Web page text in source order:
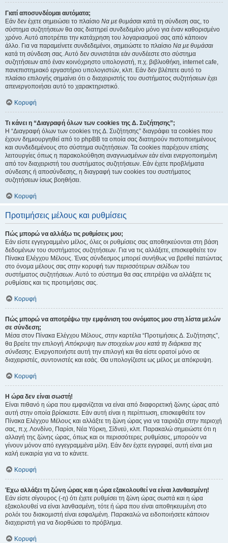
Γιατί αποσυνδέομαι αυτόματα;
Εάν δεν έχετε σημειώσει το πλαίσιο Να με θυμάσαι κατά τη σύνδεση σας, το
σύστημα συζητήσεων θα σας διατηρεί συνδεδεμένο μόνο για έναν καθορισμένο
χρόνο. Αυτό αποτρέπει την κατάχρηση του λογαριασμού σας από κάποιον
άλλο. Για να παραμείνετε συνδεδεμένοι, σημειώστε το πλαίσιο Να με θυμάσαι
κατά τη σύνδεση σας. Αυτό δεν συνιστάται εάν συνδέεστε στο σύστημα
συζητήσεων από έναν κοινόχρηστο υπολογιστή, π.χ. βιβλιοθήκη, internet cafe,
πανεπιστημιακό εργαστήριο υπολογιστών, κλπ. Εάν δεν βλέπετε αυτό το
πλαίσιο επιλογής σημαίνει ότι ο διαχειριστής του συστήματος συζητήσεων έχει
απενεργοποιήσει αυτό το χαρακτηριστικό.
Κορυφή
Τι κάνει η “Διαγραφή όλων των cookies της Δ. Συζήτησης”;
Η “Διαγραφή όλων των cookies της Δ. Συζήτησης” διαγράφει τα cookies που
έχουν δημιουργηθεί από το phpBB τα οποία σας διατηρούν πιστοποιημένους
και συνδεδεμένους στο σύστημα συζητήσεων. Τα cookies παρέχουν επίσης
λειτουργίες όπως η παρακολούθηση αναγνωσμένων εάν είναι ενεργοποιημένη
από τον διαχειριστή του συστήματος συζητήσεων. Εάν έχετε προβλήματα
σύνδεσης ή αποσύνδεσης, η διαγραφή των cookies του συστήματος
συζητήσεων ίσως βοηθήσει.
Κορυφή
Προτιμήσεις μέλους και ρυθμίσεις
Πώς μπορώ να αλλάξω τις ρυθμίσεις μου;
Εάν είστε εγγεγραμμένο μέλος, όλες οι ρυθμίσεις σας αποθηκεύονται στη βάση
δεδομένων του συστήματος συζητήσεων. Για να τις αλλάξετε, επισκεφθείτε τον
Πίνακα Ελέγχου Μέλους. Ένας σύνδεσμος μπορεί συνήθως να βρεθεί πατώντας
στο όνομα μέλους σας στην κορυφή των περισσότερων σελίδων του
συστήματος συζητήσεων. Αυτό το σύστημα θα σας επιτρέψει να αλλάξετε τις
ρυθμίσεις και τις προτιμήσεις σας.
Κορυφή
Πώς μπορώ να αποτρέψω την εμφάνιση του ονόματος μου στη λίστα μελών
σε σύνδεση;
Μέσα στον Πίνακα Ελέγχου Μέλους, στην καρτέλα “Προτιμήσεις Δ. Συζήτησης”,
θα βρείτε την επιλογήΑπόκρυψη των στοιχείων μου κατά τη διάρκεια της
σύνδεσης. Ενεργοποιήστε αυτή την επιλογή και θα είστε ορατοί μόνο σε
διαχειριστές, συντονιστές και εσάς. Θα υπολογίζεστε ως μέλος με απόκρυψη.
Κορυφή
Η ώρα δεν είναι σωστή!
Είναι πιθανό η ώρα που εμφανίζεται να είναι από διαφορετική ζώνης ώρας από
αυτή στην οποία βρίσκεστε. Εάν αυτή είναι η περίπτωση, επισκεφθείτε τον
Πίνακα Ελέγχου Μέλους και αλλάξτε τη ζώνη ώρας για να ταιριάζει στην περιοχή
σας, π.χ. Λονδίνο, Παρίσι, Νέα Υόρκη, Σίδνεϋ, κλπ. Παρακαλώ σημειώστε ότι η
αλλαγή της ζώνης ώρας, όπως και οι περισσότερες ρυθμίσεις, μπορούν να
γίνουν μόνον από εγγεγραμμένα μέλη. Εάν δεν έχετε εγγραφεί, αυτή είναι μια
καλή ευκαιρία για να το κάνετε.
Κορυφή
Έχω αλλάξει τη ζώνη ώρας και η ώρα εξακολουθεί να είναι λανθασμένη!
Εάν είστε σίγουρος (-η) ότι έχετε ρυθμίσει τη ζώνη ώρας σωστά και η ώρα
εξακολουθεί να είναι λανθασμένη, τότε ή ώρα που είναι αποθηκευμένη στο
ρολόι του διακομιστή είναι εσφαλμένη. Παρακαλώ να ειδοποιήσετε κάποιον
διαχειριστή για να διορθώσει το πρόβλημα.
Κορυφή